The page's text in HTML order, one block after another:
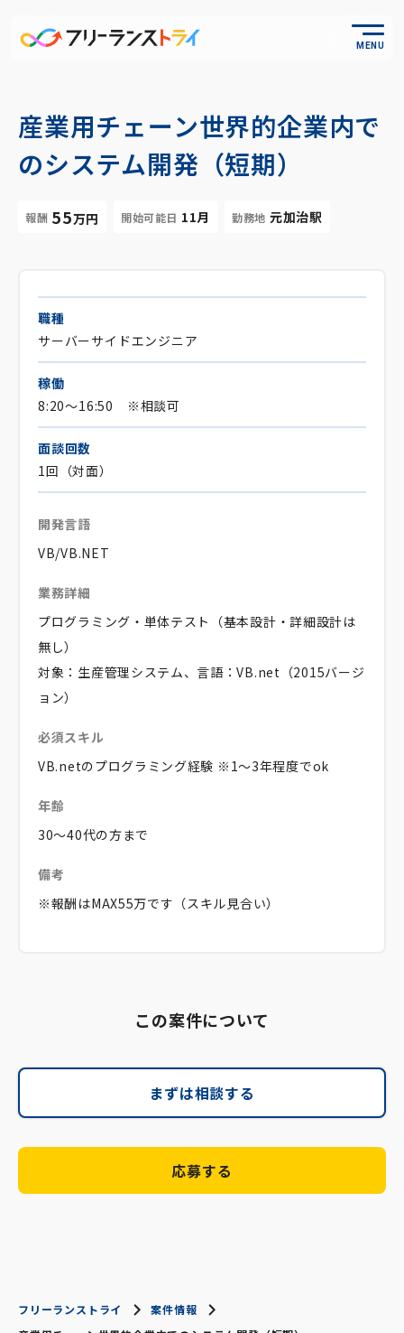
MENU
産業用チェーン世界的企業内で
のシステム開発（短期）
報酬 55万円 開始可能日 11月 勤務地 元加治駅
職種
サーバーサイドエンジニア
稼働
8:20～16:50 ※相談可
面談回数
1回（対面）
開発言語
VB/VB.NET
業務詳細
プログラミング・単体テスト（基本設計・詳細設計は
無し）
対象：生産管理システム、言語：VB.net（2015バージ
ョン）
必須スキル
VB.netのプログラミング経験 ※1～3年程度でok
年齢
30～40代の方まで
備考
※報酬はMAX55万です（スキル見合い）
この案件について
まずは相談する
応募する
フリーランストライ
案件情報